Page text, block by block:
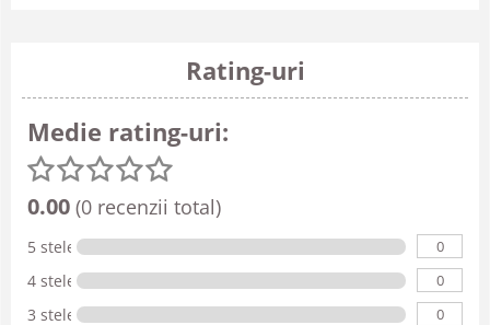
Rating-uri
Medie rating-uri:
0.00 (0 recenzii total)
5 stele 0
4 stele 0
3 stele 0